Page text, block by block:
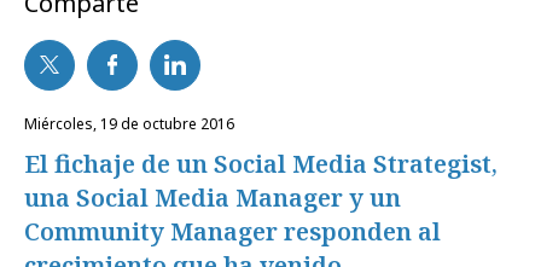
miércoles, 19 de octubre 2016
El fichaje de un Social Media Strategist,
una Social Media Manager y un
Community Manager responden al